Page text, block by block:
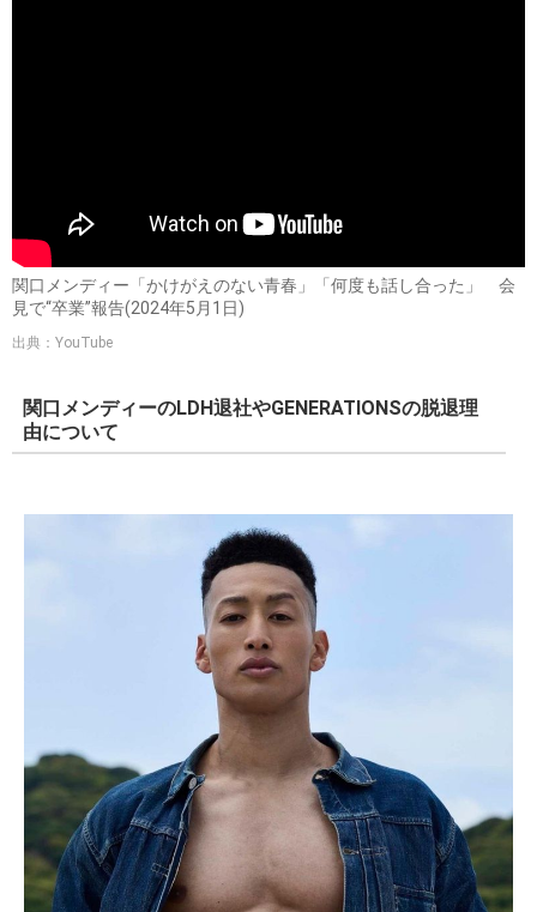
関口メンディー「かけがえのない青春」「何度も話し合った」 会
見で“卒業”報告(2024年5月1日)
出典：YouTube
関口メンディーのLDH退社やGENERATIONSの脱退理
由について